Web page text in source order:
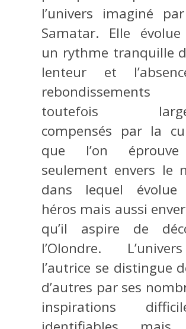
l’univers imaginé
Samatar. Elle
un rythme tranquille
lenteur et
toutefois
compensés par la
que l’on
seulement envers le
dans lequel évolue
héros mais aussi
qu’il aspire de
l’Olondre.
l’autrice se distingue
d’autres par ses
inspirations